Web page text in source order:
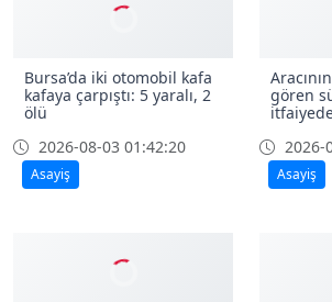
Bursa’da iki otomobil kafa
kafaya çarpıştı: 5 yaralı, 2
ölü
2026-08-03 01:42:20
Asayiş
gören
2026-
Asayiş